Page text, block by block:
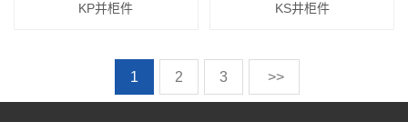
KP并柜件 KS井柜件
1 2 3 >>